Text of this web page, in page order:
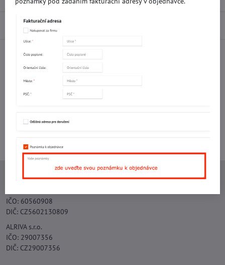
Diskuse 0
FacebookTwitterBlueskyPinterest
Potřebujete poradit s objednávkou?
Ing. Vojtěch Lečbych - IVL
IČO: 60560908
DIČ: CZ5602130809
ALRIVA s.r.o.
IČO: 29007356
DIČ: CZ29007356